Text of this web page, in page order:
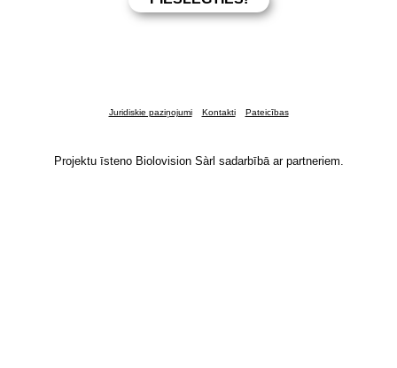
Juridiskie paziņojumi Kontakti Pateicības
Projektu īsteno Biolovision Sàrl sadarbībā ar partneriem.